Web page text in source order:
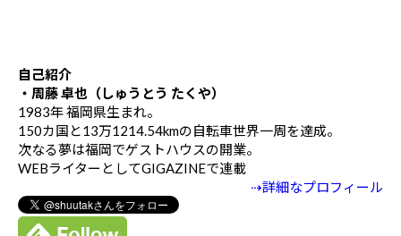
自己紹介
・周藤 卓也（しゅうとう たくや）
1983年 福岡県生まれ。
150カ国と13万1214.54kmの自転車世界一周を達成。
次なる夢は福岡でゲストハウスの開業。
WEBライターとしてGIGAZINEで連載
⇢詳細なプロフィール